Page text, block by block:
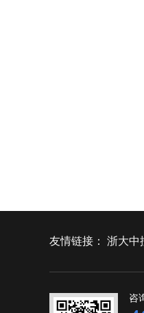
友情链接： 浙大中
咨